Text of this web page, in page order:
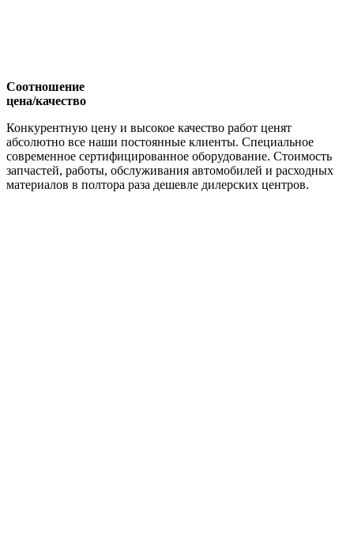
Соотношение
цена/качество
Конкурентную цену и высокое качество работ ценят
абсолютно все наши постоянные клиенты. Специальное
современное сертифицированное оборудование. Стоимость
запчастей, работы, обслуживания автомобилей и расходных
материалов в полтора раза дешевле дилерских центров.